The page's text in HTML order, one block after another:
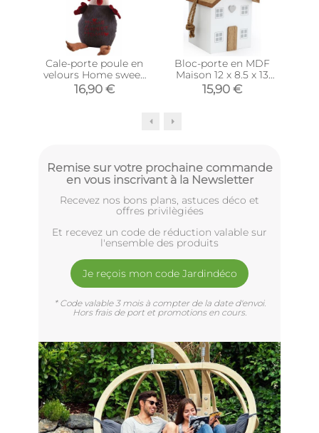
Cale-porte poule en
velours Home sweet
home 27 cm (Gris)
16,90 €
Bloc-porte en MDF
Maison 12 x 8.5 x 13
cm (Blanc)
15,90 €
Remise sur votre prochaine commande
en vous inscrivant à la Newsletter
Recevez nos bons plans, astuces déco et
offres privilègiées
Et recevez un code de réduction valable sur
l'ensemble des produits
Je reçois mon code Jardindéco
* Code valable 3 mois à compter de la date d'envoi.
Hors frais de port et promotions en cours.